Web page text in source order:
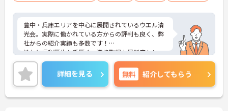
豊中・兵庫エリアを中心に展開されているウエル清
光会。実際に働かれている方からの評判も良く、弊
社からの紹介実績も多数です！
給与と福利厚生も手厚く、資格取得支援制度もしっ
かりと用意されています！
ご興味ある方には、面接対策ポイントなど、さらに
詳細をお話しいたしますのでお気軽にご相談くださ
い！
詳細を見る 無料 紹介してもらう